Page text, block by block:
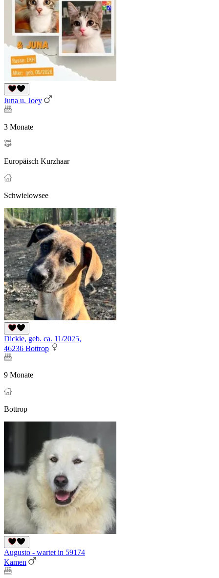
Juna u. Joey
3 Monate
Europäisch Kurzhaar
Schwielowsee
Dickie, geb. ca. 11/2025,
46236 Bottrop
9 Monate
Bottrop
Augusto - wartet in 59174
Kamen